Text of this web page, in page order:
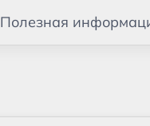
Полезная